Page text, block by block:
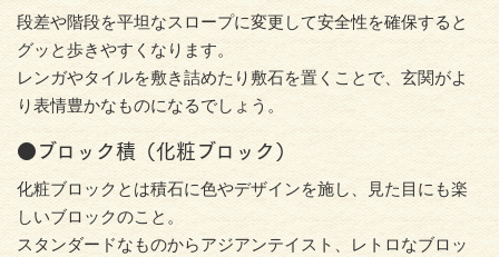
段差や階段を平坦なスロープに変更して安全性を確保すると
グッと歩きやすくなります。
レンガやタイルを敷き詰めたり敷石を置くことで、玄関がよ
り表情豊かなものになるでしょう。
●ブロック積（化粧ブロック）
化粧ブロックとは積石に色やデザインを施し、見た目にも楽
しいブロックのこと。
スタンダードなものからアジアンテイスト、レトロなブロッ